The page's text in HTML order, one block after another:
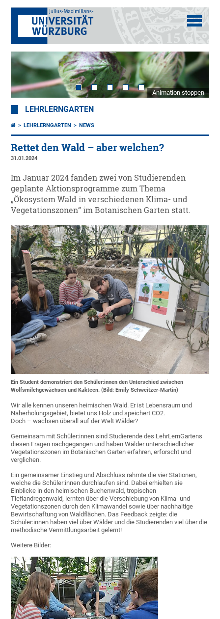
Animation stoppen
LEHRLERNGARTEN
LEHRLERNGARTEN NEWS
Rettet den Wald – aber welchen?
31.01.2024
Im Januar 2024 fanden zwei von Studierenden
geplante Aktionsprogramme zum Thema
„Ökosystem Wald in verschiedenen Klima- und
Vegetationszonen“ im Botanischen Garten statt.
Ein Student demonstriert den Schüler:innen den Unterschied zwischen
Wolfsmilchgewächsen und Kakteen. (Bild: Emily Schweitzer-Martin)
Wir alle kennen unseren heimischen Wald. Er ist Lebensraum und
Naherholungsgebiet, bietet uns Holz und speichert CO2.
Doch – wachsen überall auf der Welt Wälder?
Gemeinsam mit Schüler:innen sind Studierende des LehrLernGartens
diesen Fragen nachgegangen und haben Wälder unterschiedlicher
Vegetationszonen im Botanischen Garten erfahren, erforscht und
verglichen.
Ein gemeinsamer Einstieg und Abschluss rahmte die vier Stationen,
welche die Schüler:innen durchlaufen sind. Dabei erhielten sie
Einblicke in den heimischen Buchenwald, tropischen
Tieflandregenwald, lernten über die Verschiebung von Klima- und
Vegetationszonen durch den Klimawandel sowie über nachhaltige
Bewirtschaftung von Waldflächen. Das Feedback zeigte: die
Schüler:innen haben viel über Wälder und die Studierenden viel über die
methodische Vermittlungsarbeit gelernt!
Weitere Bilder: